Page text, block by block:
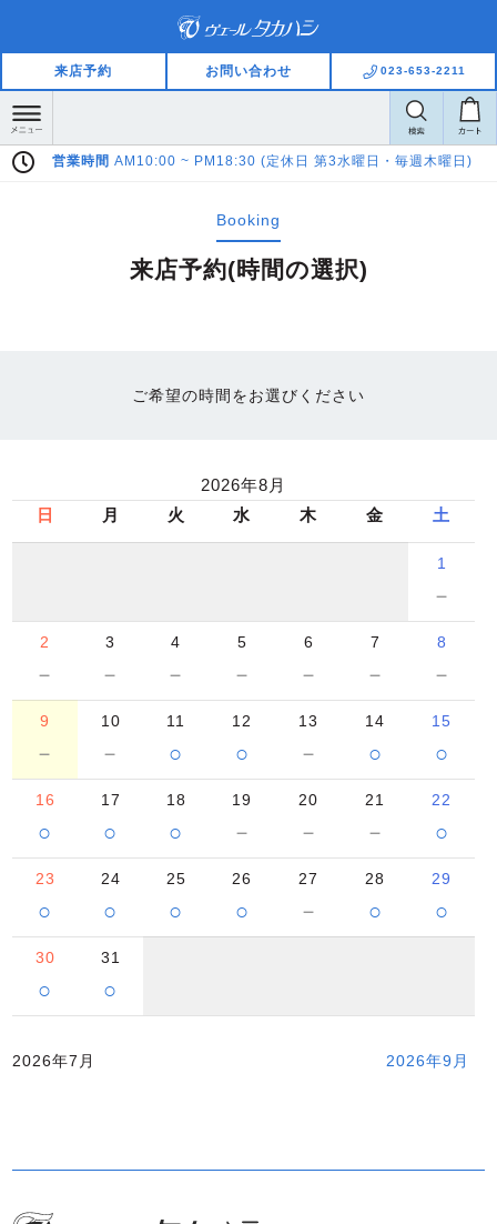
来店予約 お問い合わせ 023-653-2211
営業時間AM10:00 ~ PM18:30 (定休日 第3水曜日・毎週木曜日)
Booking
来店予約(時間の選択)
ご希望の時間をお選びください
2026年8月
日
月 火 水 木 金 土
1
－
2
－
3
－
4
－
5
－
6
－
7
－
8
－
9
－
10
－
11
○
12
○
13
－
14
○
15
○
16
○
17
○
18
○
19
－
20
－
21
－
22
○
23
○
24
○
25
○
26
○
27
－
28
○
29
○
30
○
31
○
2026年7月 2026年9月